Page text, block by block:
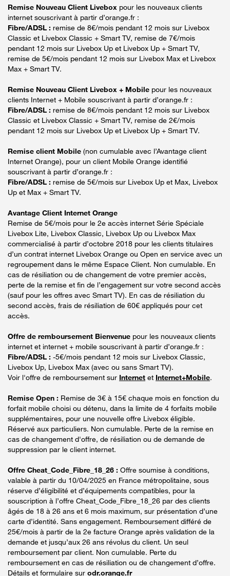
Remise Nouveau Client Livebox pour les nouveaux clients
internet souscrivant à partir d’orange.fr :
Fibre/ADSL : remise de 8€/mois pendant 12 mois sur Livebox
Classic et Livebox Classic + Smart TV, remise de 7€/mois
pendant 12 mois sur Livebox Up et Livebox Up + Smart TV,
remise de 5€/mois pendant 12 mois sur Livebox Max et Livebox
Max + Smart TV.
Remise Nouveau Client Livebox + Mobile pour les nouveaux
clients Internet + Mobile souscrivant à partir d’orange.fr :
Fibre/ADSL : remise de 8€/mois pendant 12 mois sur Livebox
Classic et Livebox Classic + Smart TV, remise de 2€/mois
pendant 12 mois sur Livebox Up et Livebox Up + Smart TV.
Remise client Mobile (non cumulable avec l’Avantage client
Internet Orange), pour un client Mobile Orange identifié
souscrivant à partir d’orange.fr :
Fibre/ADSL : remise de 5€/mois sur Livebox Up et Max, Livebox
Up et Max + Smart TV.
Avantage Client Internet Orange
Remise de 5€/mois pour le 2e accès internet Série Spéciale
Livebox Lite, Livebox Classic, Livebox Up ou Livebox Max
commercialisé à partir d’octobre 2018 pour les clients titulaires
d’un contrat internet Livebox Orange ou Open en service avec un
regroupement dans le même Espace Client. Non cumulable. En
cas de résiliation ou de changement de votre premier accès,
perte de la remise et fin de l’engagement sur votre second accès
(sauf pour les offres avec Smart TV). En cas de résiliation du
second accès, frais de résiliation de 60€ appliqués pour cet
accès.
Offre de remboursement Bienvenue pour les nouveaux clients
internet et internet + mobile souscrivant à partir d’orange.fr :
Fibre/ADSL : -5€/mois pendant 12 mois sur Livebox Classic,
Livebox Up, Livebox Max (avec ou sans Smart TV).
Voir l'offre de remboursement sur Internet et Internet+Mobile.
Remise Open : Remise de 3€ à 15€ chaque mois en fonction du
forfait mobile choisi ou détenu, dans la limite de 4 forfaits mobile
supplémentaires, pour une nouvelle offre Livebox éligible.
Réservé aux particuliers. Non cumulable. Perte de la remise en
cas de changement d'offre, de résiliation ou de demande de
suppression par le client internet.
Offre Cheat_Code_Fibre_18_26 : Offre soumise à conditions,
valable à partir du 10/04/2025 en France métropolitaine, sous
réserve d’éligibilité et d’équipements compatibles, pour la
souscription à l’offre Cheat_Code_Fibre_18_26 par des clients
âgés de 18 à 26 ans et 6 mois maximum, sur présentation d’une
carte d’identité. Sans engagement. Remboursement différé de
25€/mois à partir de la 2e facture Orange après validation de la
demande et jusqu’aux 26 ans révolus du client. Un seul
remboursement par client. Non cumulable. Perte du
remboursement en cas de résiliation ou de changement d’offre.
Détails et formulaire sur odr.orange.fr